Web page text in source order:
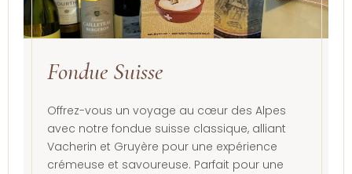
Fondue Suisse
Offrez-vous un voyage au cœur des Alpes
avec notre fondue suisse classique, alliant
Vacherin et Gruyère pour une expérience
crémeuse et savoureuse. Parfait pour une